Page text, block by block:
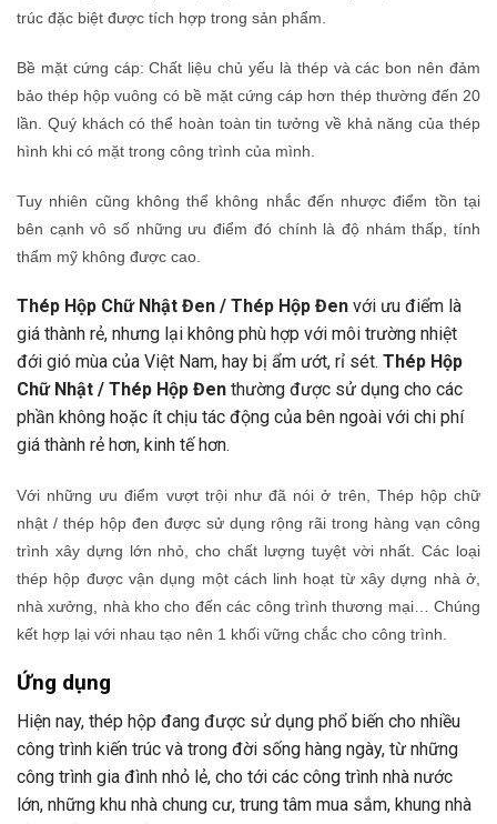
trúc đặc biệt được tích hợp trong sản phẩm.
Bề mặt cứng cáp: Chất liệu chủ yếu là thép và các bon nên đảm
bảo thép hộp vuông có bề mặt cứng cáp hơn thép thường đến 20
lần. Quý khách có thể hoàn toàn tin tưởng về khả năng của thép
hình khi có mặt trong công trình của mình.
Tuy nhiên cũng không thể không nhắc đến nhược điểm tồn tại
bên cạnh vô số những ưu điểm đó chính là độ nhám thấp, tính
thẩm mỹ không được cao.
Thép Hộp Chữ Nhật Đen / Thép Hộp Đen với ưu điểm là
giá thành rẻ, nhưng lại không phù hợp với môi trường nhiệt
đới gió mùa của Việt Nam, hay bị ẩm ướt, rỉ sét. Thép Hộp
Chữ Nhật / Thép Hộp Đen thường được sử dụng cho các
phần không hoặc ít chịu tác động của bên ngoài với chi phí
giá thành rẻ hơn, kinh tế hơn.
Với những ưu điểm vượt trội như đã nói ở trên, Thép hộp chữ
nhật / thép hộp đen được sử dụng rộng rãi trong hàng vạn công
trình xây dựng lớn nhỏ, cho chất lượng tuyệt vời nhất. Các loại
thép hộp được vận dụng một cách linh hoạt từ xây dựng nhà ở,
nhà xưởng, nhà kho cho đến các công trình thương mại… Chúng
kết hợp lại với nhau tạo nên 1 khối vững chắc cho công trình.
Ứng dụng
Hiện nay, thép hộp đang được sử dụng phổ biến cho nhiều
công trình kiến trúc và trong đời sống hàng ngày, từ những
công trình gia đình nhỏ lẻ, cho tới các công trình nhà nước
lớn, những khu nhà chung cư, trung tâm mua sắm, khung nhà